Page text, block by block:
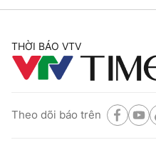
THỜI BÁO VTV
Theo dõi báo trên